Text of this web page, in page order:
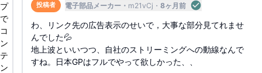
プ
で
コ
ン
テ
ン
投稿者 電子部品メーカー m21vCj 8ヶ月前
わ、リンク先の広告表示のせいで，大事な部分見てれませ
んでした💦
地上波といいつつ、自社のストリーミングへの動線なんで
すね。日本GPはフルでやって欲しかった、、